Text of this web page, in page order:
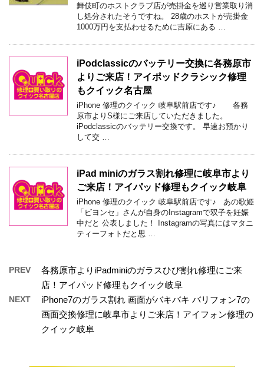
舞伎町のホストクラブ店が売掛金を巡り営業取り消
し処分されたそうですね。 28歳のホストが売掛金
1000万円を支払わせるために吉原にある …
iPodclassicのバッテリー交換に各務原市
よりご来店！アイポッドクラシック修理
もクイック名古屋
iPhone 修理のクイック 岐阜駅前店です♪ 各務
原市よりS様にご来店していただきました。
iPodclassicのバッテリー交換です。 早速お預かり
して交 …
iPad miniのガラス割れ修理に岐阜市より
ご来店！アイパッド修理もクイック岐阜
iPhone 修理のクイック 岐阜駅前店です♪ あの歌姫
「ビヨンセ」さんが自身のInstagramで双子を妊娠
中だと 公表しました！ Instagramの写真にはマタニ
ティーフォトだと思 …
PREV
各務原市よりiPadminiのガラスひび割れ修理にご来
店！アイパッド修理もクイック岐阜
NEXT
iPhone7のガラス割れ 画面がバキバキ バリフォン7の
画面交換修理に岐阜市よりご来店！アイフォン修理の
クイック岐阜